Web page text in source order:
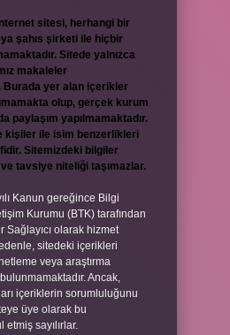
sitesi, herhangi bir
şahıs şirketi ile hiçbir
Sitede yalnızca
makaleler
Burada yer alan içerikler
olup, gerçek kurum
paylaşım yapılmamaktadır.
kişiler ile isim benzerlikleri
Sitemizdeki bilgiler
tavsiye niteliği taşımazlar.
Kanun gereğince Bilgi
Kurumu (BTK) tarafından
Sağlayıcı olarak hizmet
sitedeki içerikleri
veya araştırma
Ancak,
içeriklerin sorumluluğunu
üye olarak bu
sayılırlar.